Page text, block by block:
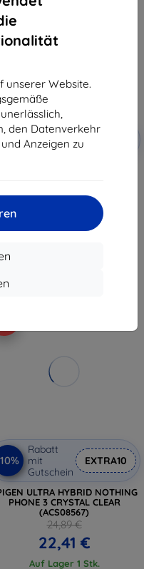
unserer Website.
den Datenverkehr
Anzeigen zu
Rabatt
mit
Gutschein
42,90 €
Auf Lager > 5 Stk.
Rabatt
mit
Gutschein
EXTRA10
ULTRA HYBRID NOTHING
PHONE 3 CRYSTAL CLEAR
(ACS08567)
24,89 €
22,41 €
Auf Lager 1 Stk.